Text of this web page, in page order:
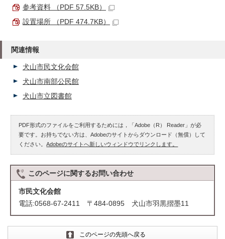
参考資料 （PDF 57.5KB）
設置場所 （PDF 474.7KB）
関連情報
犬山市民文化会館
犬山市南部公民館
犬山市立図書館
PDF形式のファイルをご利用するためには，「Adobe（R） Reader」が必
要です。お持ちでない方は、Adobeのサイトからダウンロード（無償）して
ください。Adobeのサイトへ新しいウィンドウでリンクします。
このページに関するお問い合わせ
市民文化会館
電話:0568-67-2411 〒484-0895 犬山市羽黒摺墨11
このページの先頭へ戻る